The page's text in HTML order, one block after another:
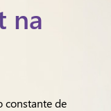
na
constante de